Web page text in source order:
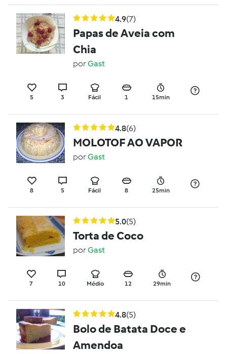
4.9(7)
Papas de Aveia com
Chia
porGast
5 3 Fácil 1 15min
4.8(6)
MOLOTOF AO VAPOR
porGast
8 5 Fácil 8 25min
5.0(5)
Torta de Coco
porGast
7 10 Médio 12 29min
4.8(5)
Bolo de Batata Doce e
Amendoa